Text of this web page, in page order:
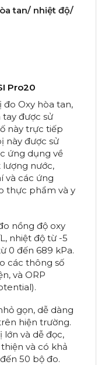
tan/ nhiệt độ/
Pro20
đo Oxy hòa tan,
tay được sử
này trực tiếp
này được sử
ứng dụng về
nước,
và các ứng
thực phẩm và y
nồng độ oxy
nhiệt độ từ -5
0 đến 689 kPa.
các thông số
và ORP
gọn, dễ dàng
hiện trường.
và dễ đọc,
và có khả
50 bộ đo.